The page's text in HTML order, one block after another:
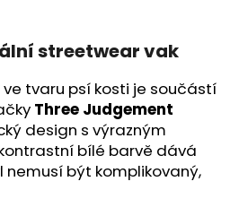
streetwear vak
ve tvaru psí kosti je součástí
Three Judgement
design s výrazným
bílé barvě dává
nemusí být komplikovaný,
SEARCH